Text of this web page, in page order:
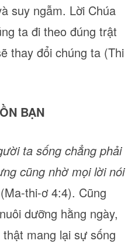
suy ngẫm. Lời Chúa
ta đi theo đúng trật
thay đổi chúng ta (Thi
BẠN
ta sống chẳng phải
cũng nhờ mọi lời nói
thi-ơ 4:4). Cũng
dưỡng hằng ngày,
mang lại sự sống